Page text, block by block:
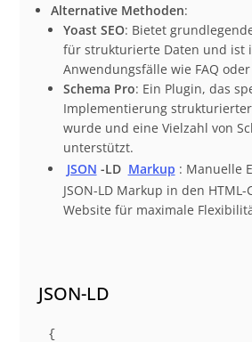
Alternative Methoden:
Yoast SEO: Bietet
für strukturierte Daten und ist
Anwendungsfälle wie FAQ
Schema Pro: Ein Plugin, das
Implementierung
wurde und eine Vielzahl von
unterstützt.
JSON -LD Markup : Manuelle
JSON-LD Markup in den
Website für maximale
JSON-LD
{